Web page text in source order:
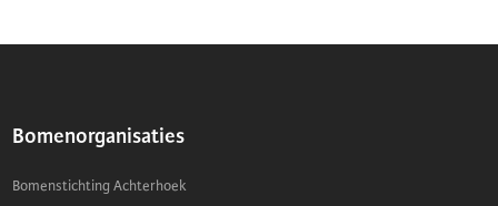
ONDERWERP
Bomenorganisaties
Bomenstichting Achterhoek